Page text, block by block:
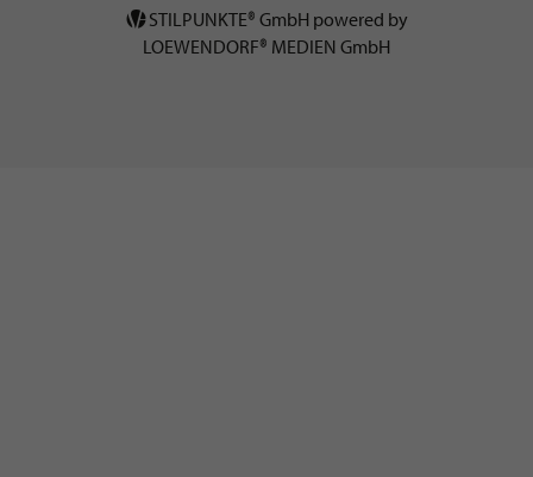
STILPUNKTE® GmbH powered by
LOEWENDORF® MEDIEN GmbH